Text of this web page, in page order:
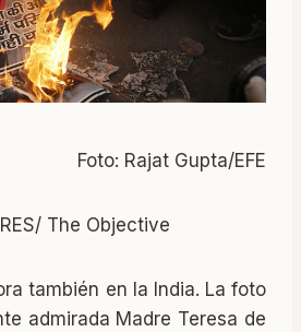
Foto: Rajat Gupta/EFE
The Objective
también en la India. La foto
admirada Madre Teresa de